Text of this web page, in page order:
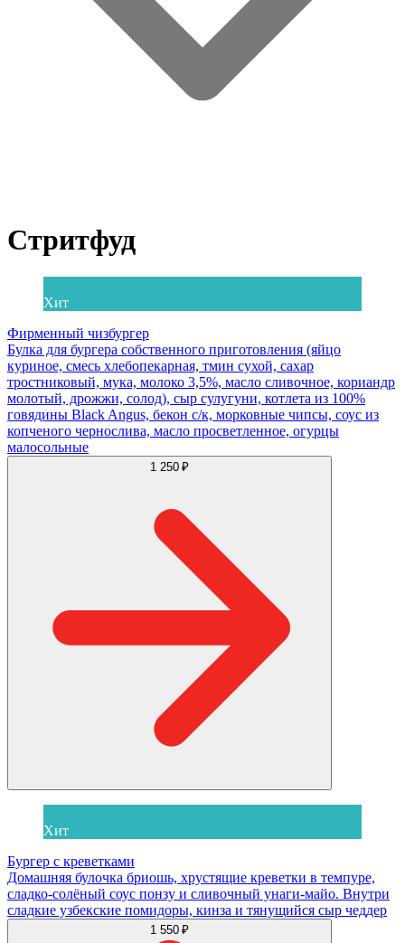
Стритфуд
Хит
Фирменный чизбургер
Булка для бургера собственного приготовления (яйцо
куриное, смесь хлебопекарная, тмин сухой, сахар
тростниковый, мука, молоко 3,5%, масло сливочное, кориандр
молотый, дрожжи, солод), сыр сулугуни, котлета из 100%
говядины Black Angus, бекон с/к, морковные чипсы, соус из
копченого чернослива, масло просветленное, огурцы
малосольные
1 250 ₽
Хит
Бургер с креветками
Домашняя булочка бриошь, хрустящие креветки в темпуре,
сладко-солёный соус понзу и сливочный унаги-майо. Внутри
сладкие узбекские помидоры, кинза и тянущийся сыр чеддер
1 550 ₽